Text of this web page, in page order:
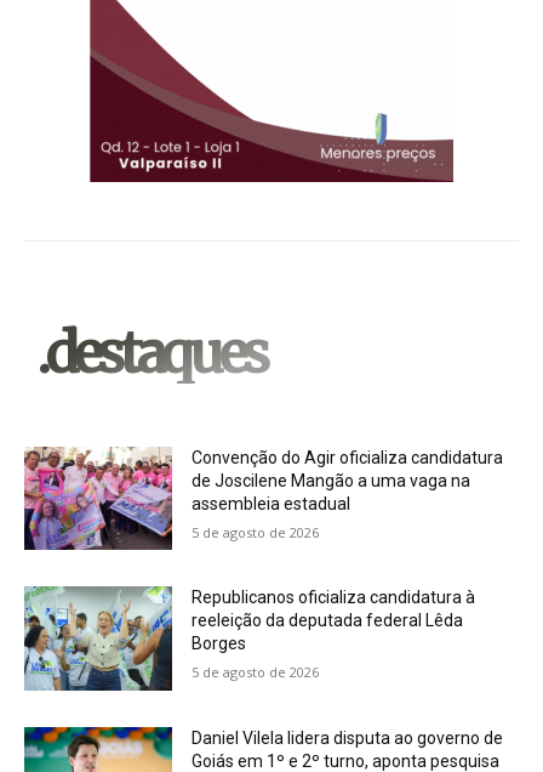
.destaques
Convenção do Agir oficializa candidatura
de Joscilene Mangão a uma vaga na
assembleia estadual
5 de agosto de 2026
Republicanos oficializa candidatura à
reeleição da deputada federal Lêda
Borges
5 de agosto de 2026
Daniel Vilela lidera disputa ao governo de
Goiás em 1º e 2º turno, aponta pesquisa